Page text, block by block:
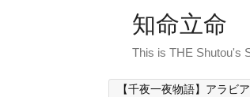
知命立命
This is THE Shutou's
【千夜一夜物語】アラビ